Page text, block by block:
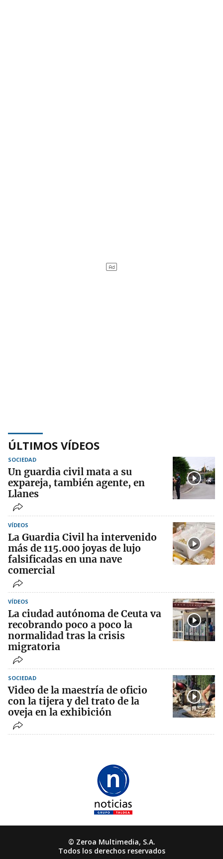
ÚLTIMOS VÍDEOS
SOCIEDAD
Un guardia civil mata a su
expareja, también agente, en
Llanes
VÍDEOS
La Guardia Civil ha intervenido
más de 115.000 joyas de lujo
falsificadas en una nave
comercial
VÍDEOS
La ciudad autónoma de Ceuta va
recobrando poco a poco la
normalidad tras la crisis
migratoria
SOCIEDAD
Video de la maestría de oficio
con la tijera y del trato de la
oveja en la exhibición
© Zeroa Multimedia, S.A.
Todos los derechos reservados